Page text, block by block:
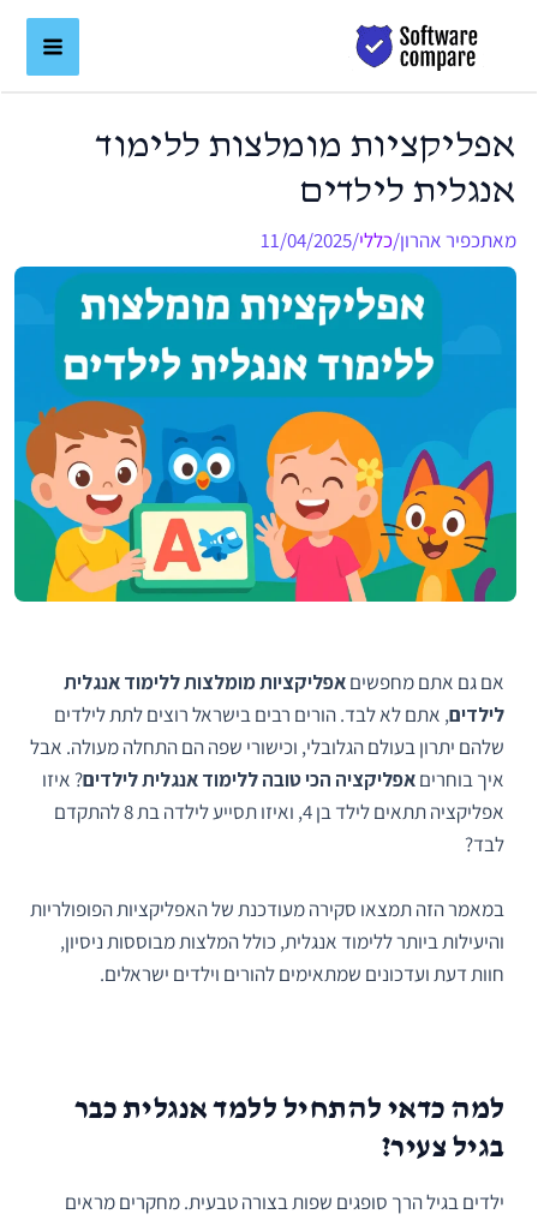
אפליקציות מומלצות ללימוד
אנגלית לילדים
מאתכפיר אהרון/כללי/
11/04/2025
אם גם אתם מחפשיםאפליקציות מומלצות ללימוד אנגלית
לילדים, אתם לא לבד. הורים רבים בישראל רוצים לתת לילדים
שלהם יתרון בעולם הגלובלי, וכישורי שפה הם התחלה מעולה. אבל
איך בוחריםאפליקציה הכי טובה ללימוד אנגלית לילדים? איזו
אפליקציה תתאים לילד בן 4, ואיזו תסייע לילדה בת 8 להתקדם
לבד?
במאמר הזה תמצאו סקירה מעודכנת של האפליקציות הפופולריות
והיעילות ביותר ללימוד אנגלית, כולל המלצות מבוססות ניסיון,
חוות דעת ועדכונים שמתאימים להורים וילדים ישראלים.
למה כדאי להתחיל ללמד אנגלית כבר
בגיל צעיר?
ילדים בגיל הרך סופגים שפות בצורה טבעית. מחקרים מראים